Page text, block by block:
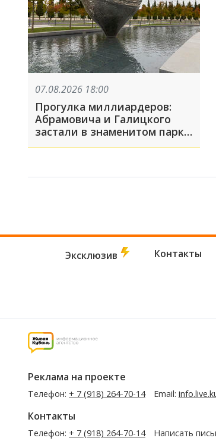
07.08.2026 18:00
Прогулка миллиардеров:
Абрамовича и Галицкого
застали в знаменитом парке
Краснодара
Эксклюзив Контакты
Реклама на проекте
Телефон: + 7 (918) 264-70-14 Email:
Контакты
Телефон: + 7 (918) 264-70-14 Написать